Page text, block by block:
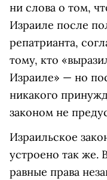
ни слова о том,
Израиле после
репатрианта,
тому, кто
Израиле» — но
никакого
законом не
Израильское
устроено так же.
равные права